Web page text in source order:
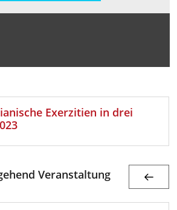
Exerzitien in drei
Veranstaltung